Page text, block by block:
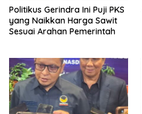
Politikus Gerindra Ini Puji PKS
yang Naikkan Harga Sawit
Sesuai Arahan Pemerintah